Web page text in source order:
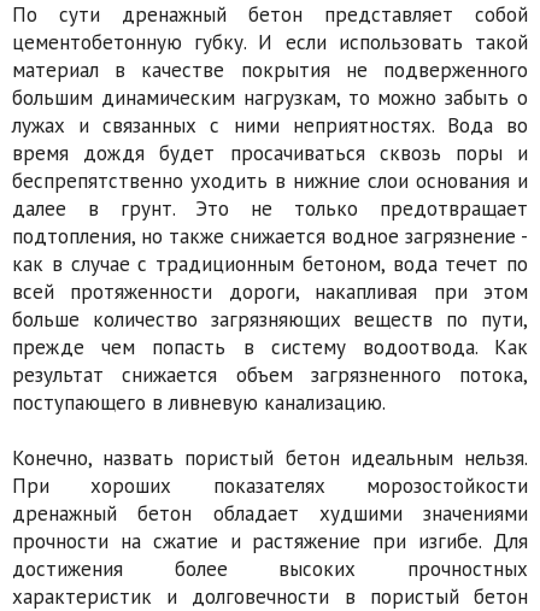
По сути дренажный бетон представляет собой
цементобетонную губку. И если использовать такой
материал в качестве покрытия не подверженного
большим динамическим нагрузкам, то можно забыть о
лужах и связанных с ними неприятностях. Вода во
время дождя будет просачиваться сквозь поры и
беспрепятственно уходить в нижние слои основания и
далее в грунт. Это не только предотвращает
подтопления, но также снижается водное загрязнение -
как в случае с традиционным бетоном, вода течет по
всей протяженности дороги, накапливая при этом
больше количество загрязняющих веществ по пути,
прежде чем попасть в систему водоотвода. Как
результат снижается объем загрязненного потока,
поступающего в ливневую канализацию.
Конечно, назвать пористый бетон идеальным нельзя.
При хороших показателях морозостойкости
дренажный бетон обладает худшими значениями
прочности на сжатие и растяжение при изгибе. Для
достижения более высоких прочностных
характеристик и долговечности в пористый бетон